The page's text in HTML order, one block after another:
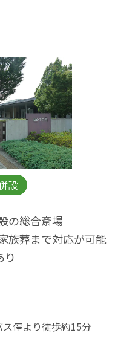
設
の総合斎場
族葬まで対応が可能
り
ス停より徒歩約15分